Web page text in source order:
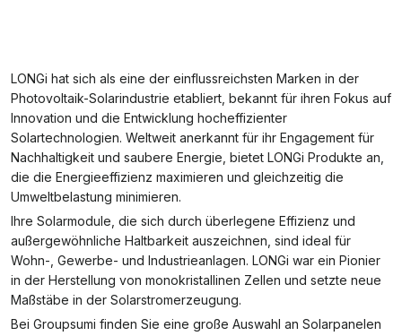
LONGi hat sich als eine der einflussreichsten Marken in der
Photovoltaik-Solarindustrie etabliert, bekannt für ihren Fokus auf
Innovation und die Entwicklung hocheffizienter
Solartechnologien. Weltweit anerkannt für ihr Engagement für
Nachhaltigkeit und saubere Energie, bietet LONGi Produkte an,
die die Energieeffizienz maximieren und gleichzeitig die
Umweltbelastung minimieren.
Ihre Solarmodule, die sich durch überlegene Effizienz und
außergewöhnliche Haltbarkeit auszeichnen, sind ideal für
Wohn-, Gewerbe- und Industrieanlagen. LONGi war ein Pionier
in der Herstellung von monokristallinen Zellen und setzte neue
Maßstäbe in der Solarstromerzeugung.
Bei Groupsumi finden Sie eine große Auswahl an Solarpanelen